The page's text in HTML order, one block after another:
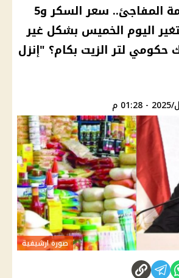
بعد قرار الحكومة المفاجئ.. سعر السكر و5
اليوم الخميس بشكل غير
حكومي لتر الزيت بكام؟ "إنزل
صورة ارشيفية